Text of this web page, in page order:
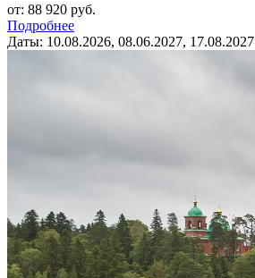
от: 88 920 руб.
Подробнее
Даты: 10.08.2026, 08.06.2027, 17.08.2027